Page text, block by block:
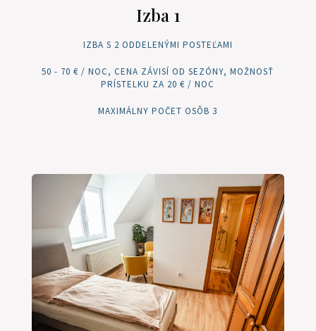
Izba 1
IZBA S 2 ODDELENÝMI POSTEĽAMI
50 - 70 € / NOC, CENA ZÁVISÍ OD SEZÓNY, MOŽNOSŤ
PRÍSTELKU ZA 20 € / NOC
MAXIMÁLNY POČET OSÔB 3